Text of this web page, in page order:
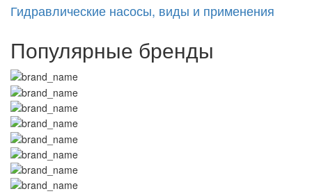
Гидравлические насосы, виды и применения
Популярные бренды